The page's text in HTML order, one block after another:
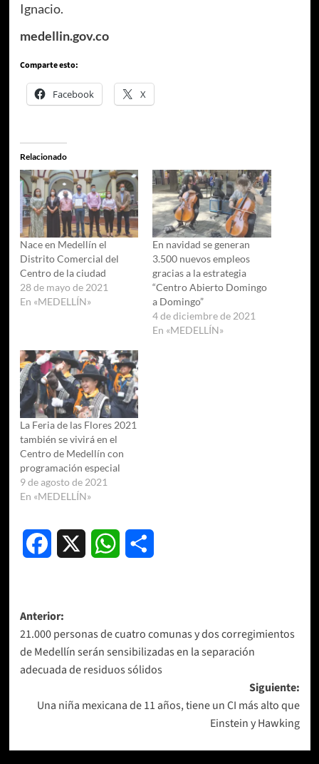
Ignacio.
medellin.gov.co
Comparte esto:
Facebook X
Relacionado
Nace en Medellín el
Distrito Comercial del
Centro de la ciudad
28 de mayo de 2021
En «MEDELLÍN»
En navidad se generan
3.500 nuevos empleos
gracias a la estrategia
“Centro Abierto Domingo
a Domingo”
4 de diciembre de 2021
En «MEDELLÍN»
La Feria de las Flores 2021
también se vivirá en el
Centro de Medellín con
programación especial
9 de agosto de 2021
En «MEDELLÍN»
Facebook WhatsApp
Navegación
de
entradas
Anterior:
21.000 personas de cuatro comunas y dos corregimientos
de Medellín serán sensibilizadas en la separación
adecuada de residuos sólidos
Siguiente:
Una niña mexicana de 11 años, tiene un CI más alto que
Einstein y Hawking